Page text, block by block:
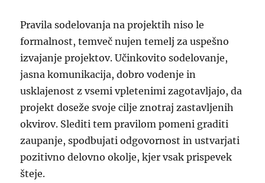
Pravila sodelovanja na projektih niso le
formalnost, temveč nujen temelj za uspešno
izvajanje projektov. Učinkovito sodelovanje,
jasna komunikacija, dobro vodenje in
usklajenost z vsemi vpletenimi zagotavljajo, da
projekt doseže svoje cilje znotraj zastavljenih
okvirov. Slediti tem pravilom pomeni graditi
zaupanje, spodbujati odgovornost in ustvarjati
pozitivno delovno okolje, kjer vsak prispevek
šteje.